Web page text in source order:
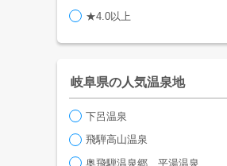
★4.0以上
岐阜県の人気温泉地
下呂温泉
飛騨高山温泉
奥飛騨温泉郷 平湯温泉